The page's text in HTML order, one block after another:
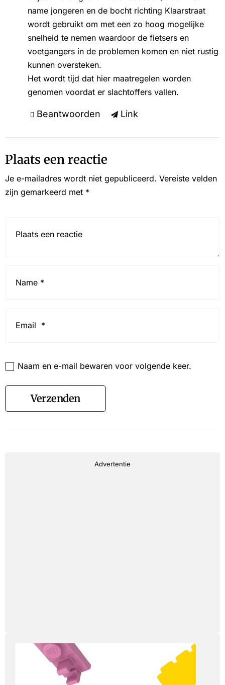
name jongeren en de bocht richting Klaarstraat
wordt gebruikt om met een zo hoog mogelijke
snelheid te nemen waardoor de fietsers en
voetgangers in de problemen komen en niet rustig
kunnen oversteken.
Het wordt tijd dat hier maatregelen worden
genomen voordat er slachtoffers vallen.
Beantwoorden Link
Plaats een reactie
Je e-mailadres wordt niet gepubliceerd. Vereiste velden
zijn gemarkeerd met *
Naam en e-mail bewaren voor volgende keer.
Verzenden
Advertentie